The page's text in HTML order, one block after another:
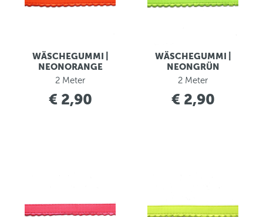
WÄSCHEGUMMI |
NEONORANGE
2 Meter
€ 2,90
WÄSCHEGUMMI |
NEONGRÜN
2 Meter
€ 2,90